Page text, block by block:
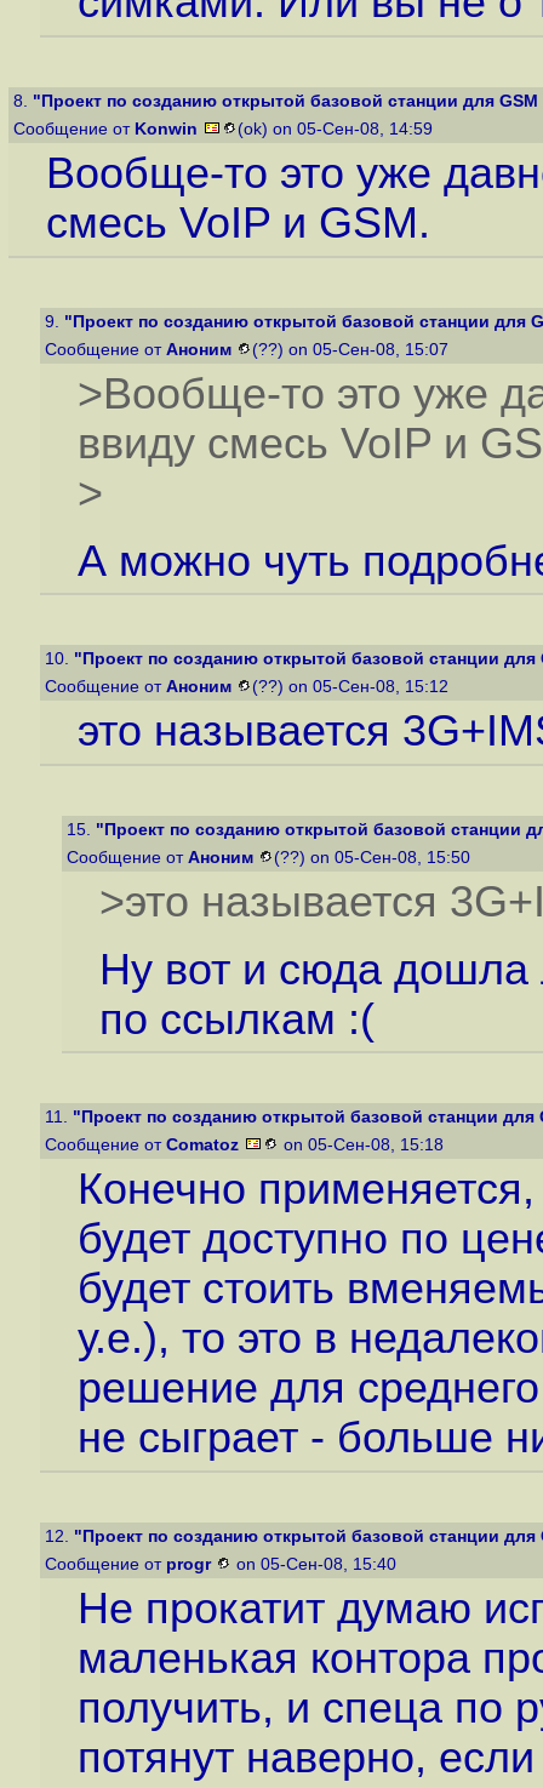
8. "Проект по созданию открытой базовой станции для GSM
Сообщение от Konwin (ok) on 05-Сен-08, 14:59
Вообще-то это уже
смесь VoIP и GSM.
9. "Проект по созданию открытой базовой станции для
Сообщение от Аноним (??) on 05-Сен-08, 15:07
>Вообще-то это уже
ввиду смесь VoIP и
>
А можно чуть
10. "Проект по созданию открытой базовой станции для
Сообщение от Аноним (??) on 05-Сен-08, 15:12
это называется
15. "Проект по созданию открытой базовой станции
Сообщение от Аноним (??) on 05-Сен-08, 15:50
>это называется
Ну вот и сюда дошла
по ссылкам :(
11. "Проект по созданию открытой базовой станции для
Сообщение от Comatoz on 05-Сен-08, 15:18
Конечно
будет доступно по
будет стоить
у.е.), то это в
решение для
не сыграет - больше
12. "Проект по созданию открытой базовой станции для
Сообщение от progr on 05-Сен-08, 15:40
Не прокатит думаю
маленькая контора
получить, и спеца по
потянут наверно,